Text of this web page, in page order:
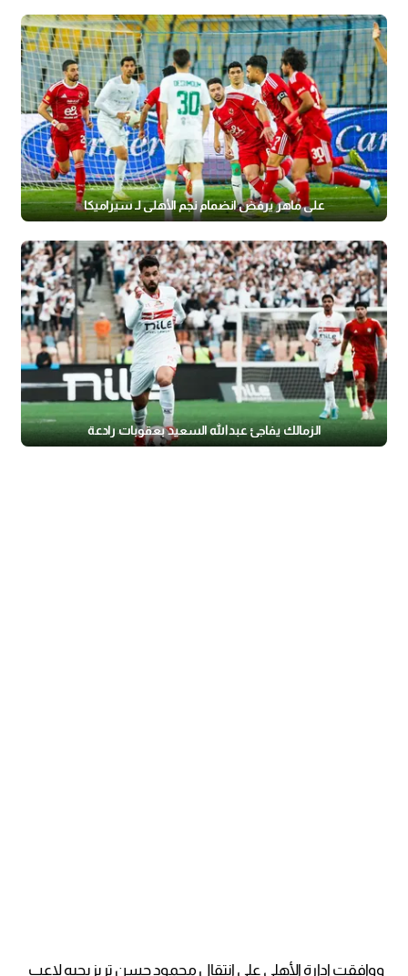
علي ماهر يرفض انضمام نجم الأهلي لـ سيراميكا
الزمالك يفاجئ عبدالله السعيد بعقوبات رادعة
ووافقت إدارة الأهلي على انتقال محمود حسن تريزيجيه لاعب